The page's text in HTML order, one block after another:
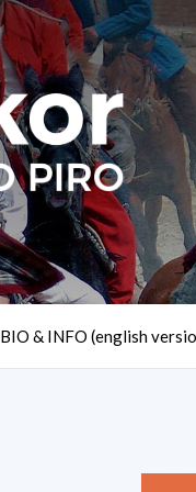
BIO & INFO (english